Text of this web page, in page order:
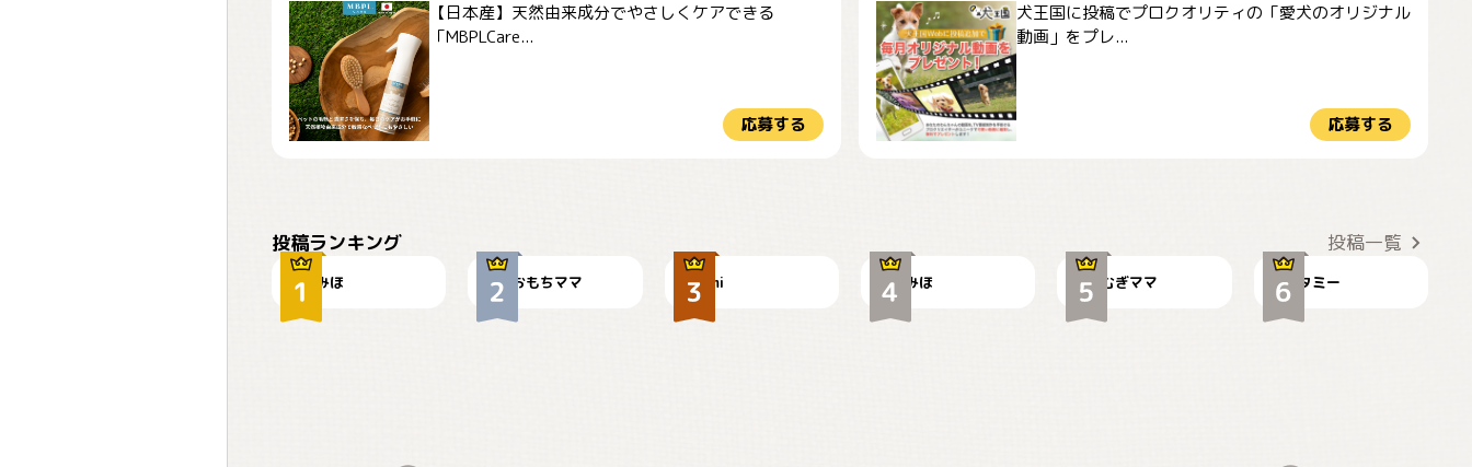
【日本産】天然由来成分でやさしくケアできる
「MBPLCare...
応募する
犬王国に投稿でプロクオリティの「愛犬のオリジナル
動画」をプレ...
応募する
投稿ランキング 投稿一覧
みほ おもちママ mi みほ むぎママ タミー